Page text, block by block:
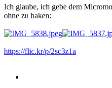
Ich glaube, ich gebe dem
ohne zu haken:
https://flic.kr/p/2sc3z1a